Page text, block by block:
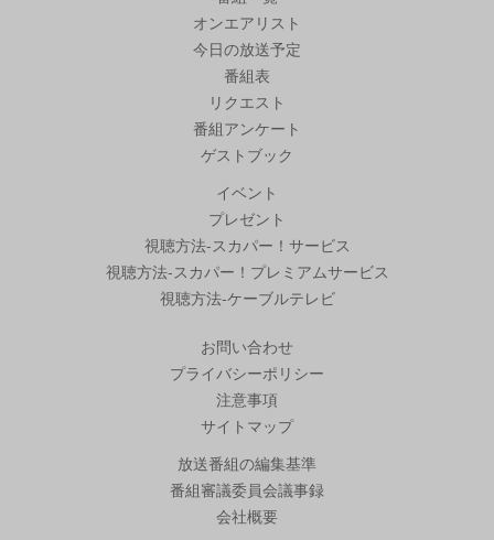
オンエアリスト
今日の放送予定
番組表
リクエスト
番組アンケート
ゲストブック
イベント
プレゼント
視聴方法-スカパー！サービス
視聴方法-スカパー！プレミアムサービス
視聴方法-ケーブルテレビ
お問い合わせ
プライバシーポリシー
注意事項
サイトマップ
放送番組の編集基準
番組審議委員会議事録
会社概要